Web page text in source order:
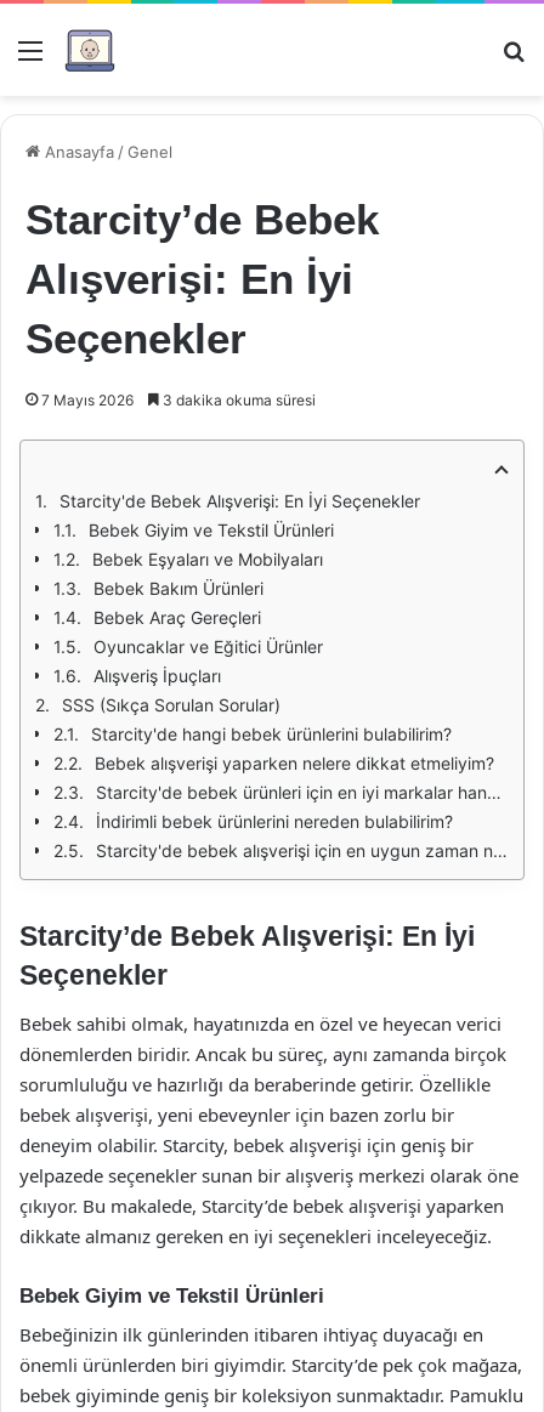
Menü
Anasayfa /Genel
Starcity’de Bebek
Alışverişi: En İyi
Seçenekler
7 Mayıs 2026 3 dakika okuma süresi
Starcity'de Bebek Alışverişi: En İyi Seçenekler
Bebek Giyim ve Tekstil Ürünleri
Bebek Eşyaları ve Mobilyaları
Bebek Bakım Ürünleri
Bebek Araç Gereçleri
Oyuncaklar ve Eğitici Ürünler
Alışveriş İpuçları
SSS (Sıkça Sorulan Sorular)
Starcity'de hangi bebek ürünlerini bulabilirim?
Bebek alışverişi yaparken nelere dikkat etmeliyim?
Starcity'de bebek ürünleri için en iyi markalar hangileridir?
İndirimli bebek ürünlerini nereden bulabilirim?
Starcity'de bebek alışverişi için en uygun zaman nedir?
Starcity’de Bebek Alışverişi: En İyi
Seçenekler
Bebek sahibi olmak, hayatınızda en özel ve heyecan verici
dönemlerden biridir. Ancak bu süreç, aynı zamanda birçok
sorumluluğu ve hazırlığı da beraberinde getirir. Özellikle
bebek alışverişi, yeni ebeveynler için bazen zorlu bir
deneyim olabilir. Starcity, bebek alışverişi için geniş bir
yelpazede seçenekler sunan bir alışveriş merkezi olarak öne
çıkıyor. Bu makalede, Starcity’de bebek alışverişi yaparken
dikkate almanız gereken en iyi seçenekleri inceleyeceğiz.
Bebek Giyim ve Tekstil Ürünleri
Bebeğinizin ilk günlerinden itibaren ihtiyaç duyacağı en
önemli ürünlerden biri giyimdir. Starcity’de pek çok mağaza,
bebek giyiminde geniş bir koleksiyon sunmaktadır. Pamuklu